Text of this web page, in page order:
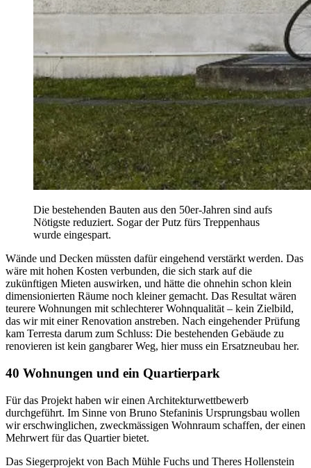
Die bestehenden Bauten aus den 50er-Jahren sind aufs
Nötigste reduziert. Sogar der Putz fürs Treppenhaus
wurde eingespart.
Wände und Decken müssten dafür eingehend verstärkt werden. Das
wäre mit hohen Kosten verbunden, die sich stark auf die
zukünftigen Mieten auswirken, und hätte die ohnehin schon klein
dimensionierten Räume noch kleiner gemacht. Das Resultat wären
teurere Wohnungen mit schlechterer Wohnqualität – kein Zielbild,
das wir mit einer Renovation anstreben. Nach eingehender Prüfung
kam Terresta darum zum Schluss: Die bestehenden Gebäude zu
renovieren ist kein gangbarer Weg, hier muss ein Ersatzneubau her.
40 Wohnungen und ein Quartierpark
Für das Projekt haben wir einen Architekturwettbewerb
durchgeführt. Im Sinne von Bruno Stefaninis Ursprungsbau wollen
wir erschwinglichen, zweckmässigen Wohnraum schaffen, der einen
Mehrwert für das Quartier bietet.
Das Siegerprojekt von Bach Mühle Fuchs und Theres Hollenstein